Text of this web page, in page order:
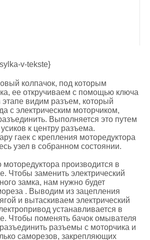
v-tekste}
колпачок, под которым
ее откручиваем с помощью ключа
видим разъем, который
с электрическим моторчиком,
Выполняется это путем
к центру разъема.
гаек с крепления моторедуктора
узел в собранном состоянии.
моторедуктора производится в
Чтобы заменить электрический
замка, нам нужно будет
. Выводим из зацепления
и вытаскиваем электрический
устанавливается в
Чтобы поменять бачок омывателя
разъемы с моторчика и
саморезов, закрепляющих